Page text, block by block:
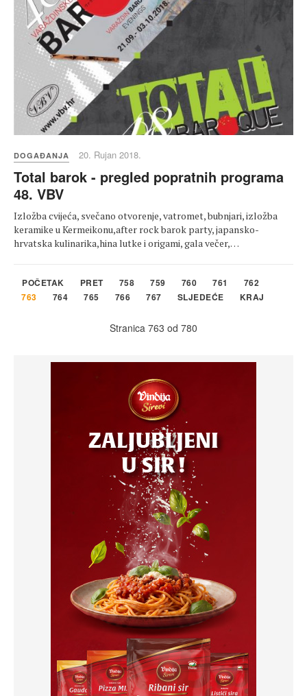
DOGAĐANJA 20. Rujan 2018.
Total barok - pregled popratnih programa
48. VBV
Izložba cvijeća, svečano otvorenje, vatromet, bubnjari, izložba
keramike u Kermeikonu,after rock barok party, japansko-
hrvatska kulinarika,hina lutke i origami, gala večer,…
POČETAK PRET 758 759 760 761
762
763
764 765 766 767 SLJEDEĆE KRAJ
Stranica 763 od 780